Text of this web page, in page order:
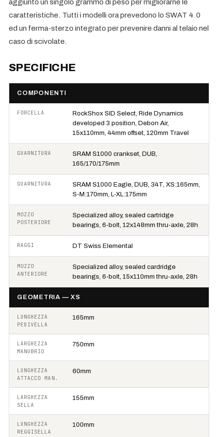
aggiunto un singolo grammo di peso per migliorarne le
caratteristiche. Tutti i modelli ora prevedono lo SWAT 4.0
ed un ferma-sterzo integrato per prevenire danni al telaio nel
caso di scivolate.
SPECIFICHE
COMPONENTI
FORCELLA
RockShox SID Select, Ride Dynamics
developed 3 position, Debon Air,
15x110mm, 44mm offset, 120mm Travel
GUARNITURA
SRAM S1000 crankset, DUB,
165/170/175mm
GUARNITURA
SRAM S1000 Eagle, DUB, 34T, XS:165mm,
S-M:170mm, L-XL:175mm
MOZZO
POSTERIORE
Specialized alloy, sealed cartridge
bearings, 6-bolt, 12x148mm thru-axle, 28h
RAGGI DT Swiss Elemental
MOZZO
ANTERIORE
Specialized alloy, sealed cardridge
bearings, 6-bolt, 15x110mm thru-axle, 28h
GEOMETRIA — XS
LUNGHEZZA
PEDIVELLA
165mm
LARGHEZZA
MANUBRIO
750mm
LUNGHEZZA
ATTACCO MAN.
60mm
LARGHEZZA
SELLA
155mm
LUNGHEZZA
REGGISELLA
100mm